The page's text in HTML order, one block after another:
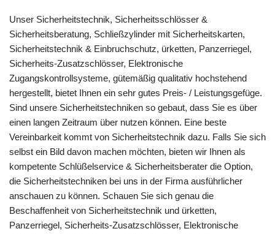
Unser Sicherheitstechnik, Sicherheitsschlösser &
Sicherheitsberatung, Schließzylinder mit Sicherheitskarten,
Sicherheitstechnik & Einbruchschutz, ürketten, Panzerriegel,
Sicherheits-Zusatzschlösser, Elektronische
Zugangskontrollsysteme, gütemäßig qualitativ hochstehend
hergestellt, bietet Ihnen ein sehr gutes Preis- / Leistungsgefüge.
Sind unsere Sicherheitstechniken so gebaut, dass Sie es über
einen langen Zeitraum über nutzen können. Eine beste
Vereinbarkeit kommt von Sicherheitstechnik dazu. Falls Sie sich
selbst ein Bild davon machen möchten, bieten wir Ihnen als
kompetente Schlüßelservice & Sicherheitsberater die Option,
die Sicherheitstechniken bei uns in der Firma ausführlicher
anschauen zu können. Schauen Sie sich genau die
Beschaffenheit von Sicherheitstechnik und ürketten,
Panzerriegel, Sicherheits-Zusatzschlösser, Elektronische